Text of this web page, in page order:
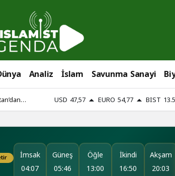
Analiz İslam Savunma Sanayi
USD 47,57 EURO 54,77 BIST
İmsak
04:07
Güneş
05:46
Öğle
13:00
İkindi
16:50
Akşam
20:03